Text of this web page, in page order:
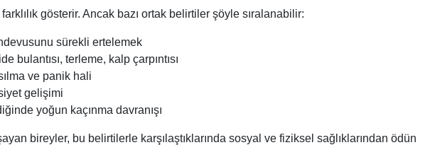
gösterir. Ancak bazı ortak belirtiler şöyle sıralanabilir:
sürekli ertelemek
bulantısı, terleme, kalp çarpıntısı
ve panik hali
gelişimi
yoğun kaçınma davranışı
bireyler, bu belirtilerle karşılaştıklarında sosyal ve fiziksel sağlıklarından ödün